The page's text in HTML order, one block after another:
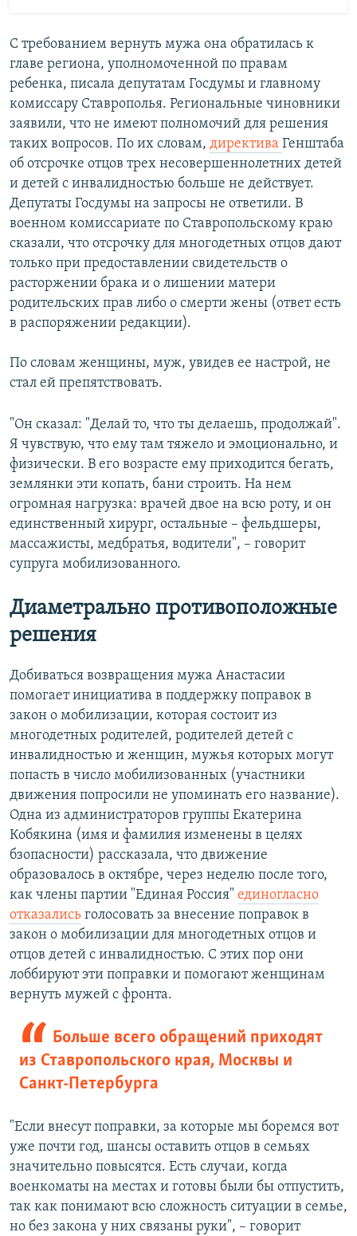
С требованием вернуть мужа она обратилась к
главе региона, уполномоченной по правам
ребенка, писала депутатам Госдумы и главному
комиссару Ставрополья. Региональные чиновники
заявили, что не имеют полномочий для решения
таких вопросов. По их словам, директива Генштаба
об отсрочке отцов трех несовершеннолетних детей
и детей с инвалидностью больше не действует.
Депутаты Госдумы на запросы не ответили. В
военном комиссариате по Ставропольскому краю
сказали, что отсрочку для многодетных отцов дают
только при предоставлении свидетельств о
расторжении брака и о лишении матери
родительских прав либо о смерти жены (ответ есть
в распоряжении редакции).
По словам женщины, муж, увидев ее настрой, не
стал ей препятствовать.
"Он сказал: "Делай то, что ты делаешь, продолжай".
Я чувствую, что ему там тяжело и эмоционально, и
физически. В его возрасте ему приходится бегать,
землянки эти копать, бани строить. На нем
огромная нагрузка: врачей двое на всю роту, и он
единственный хирург, остальные – фельдшеры,
массажисты, медбратья, водители", – говорит
супруга мобилизованного.
Диаметрально противоположные
решения
Добиваться возвращения мужа Анастасии
помогает инициатива в поддержку поправок в
закон о мобилизации, которая состоит из
многодетных родителей, родителей детей с
инвалидностью и женщин, мужья которых могут
попасть в число мобилизованных (участники
движения попросили не упоминать его название).
Одна из администраторов группы Екатерина
Кобякина (имя и фамилия изменены в целях
бзопасности) рассказала, что движение
образовалось в октябре, через неделю после того,
как члены партии "Единая Россия" единогласно
отказались голосовать за внесение поправок в
закон о мобилизации для многодетных отцов и
отцов детей с инвалидностью. С этих пор они
лоббируют эти поправки и помогают женщинам
вернуть мужей с фронта.
Больше всего обращений приходят
из Ставропольского края, Москвы и
Санкт-Петербурга
"Если внесут поправки, за которые мы боремся вот
уже почти год, шансы оставить отцов в семьях
значительно повысятся. Есть случаи, когда
военкоматы на местах и готовы были бы отпустить,
так как понимают всю сложность ситуации в семье,
но без закона у них связаны руки", – говорит